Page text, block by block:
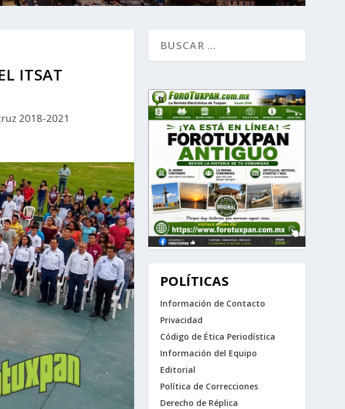
ITSAT
2018-2021
POLÍTICAS
Información de Contacto
Privacidad
Código de Ética Periodística
Información del Equipo
Editorial
Política de Correcciones
Derecho de Réplica